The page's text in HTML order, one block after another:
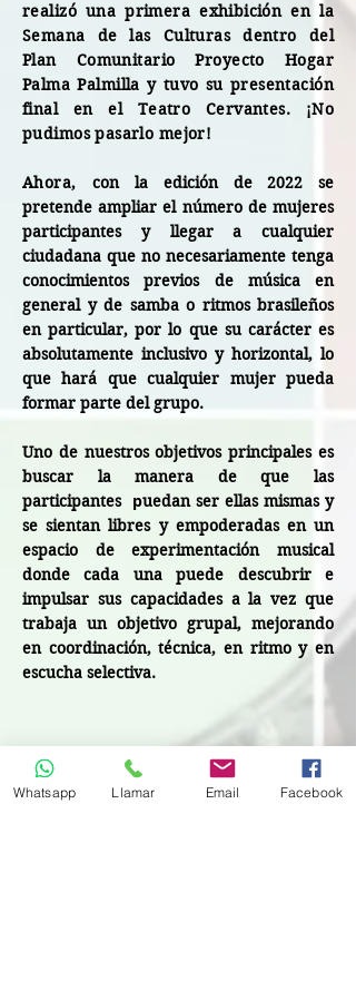
realizó una primera exhibición en la
Semana de las Culturas dentro del
Plan Comunitario Proyecto Hogar
Palma Palmilla y tuvo su presentación
final en el Teatro Cervantes. ¡No
pudimos pasarlo mejor!
Ahora, conla edición de 2022 se
pretende ampliar el número de mujeres
participantes y llegar a cualquier
ciudadana que no necesariamente tenga
conocimientos previos de música en
general y de samba o ritmos brasileños
en particular, por lo que su carácter es
absolutamente inclusivo y horizontal, lo
que hará que cualquier mujer pueda
formar parte del grupo.
Uno de nuestros objetivos principales es
buscar la manera de que las
participantespuedan ser ellas mismas y
se sientan libres y empoderadas en un
espacio de experimentación musical
donde cada una puede descubrir e
impulsar sus capacidades a la vez que
trabaja un objetivo grupal, mejorando
en coordinación, técnica, en ritmo y en
escucha selectiva.
Whatsapp Llamar Email Facebook